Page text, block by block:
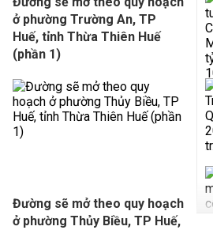
ở phường Trường An, TP
Huế, tỉnh Thừa Thiên Huế
(phần 1)
Đường sẽ mở theo quy hoạch
ở phường Thủy Biều, TP Huế,